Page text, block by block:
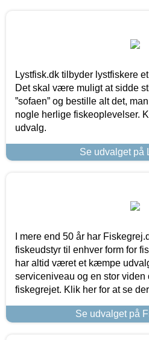
Lystfisk.dk tilbyder lystfiskere
Det skal være muligt at sidde
”sofaen” og bestille alt det,
nogle herlige fiskeoplevelser.
udvalg.
Se udvalget på
I mere end 50 år har
fiskeudstyr til enhver form for
har altid været et kæmpe
serviceniveau og en stor viden
fiskegrejet. Klik her for at se
Se udvalget på